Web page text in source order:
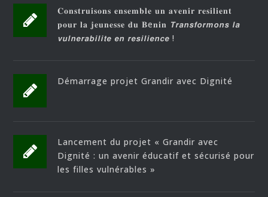
𝐂𝐨𝐧𝐬𝐭𝐫𝐮𝐢𝐬𝐨𝐧𝐬 𝐞𝐧𝐬𝐞𝐦𝐛𝐥𝐞 𝐮𝐧 𝐚𝐯𝐞𝐧𝐢𝐫 𝐫𝐞𝐬𝐢𝐥𝐢𝐞𝐧𝐭
𝐩𝐨𝐮𝐫 𝐥𝐚 𝐣𝐞𝐮𝐧𝐞𝐬𝐬𝐞 𝐝𝐮 𝐁e𝐧𝐢𝐧 𝙏𝙧𝙖𝙣𝙨𝙛𝙤𝙧𝙢𝙤𝙣𝙨 𝙡𝙖
𝙫𝙪𝙡𝙣𝙚𝙧𝙖𝙗𝙞𝙡𝙞𝙩𝙚 𝙚𝙣 𝙧𝙚𝙨𝙞𝙡𝙞𝙚𝙣𝙘𝙚 !
Démarrage projet Grandir avec Dignité
Lancement du projet « Grandir avec
Dignité : un avenir éducatif et sécurisé pour
les filles vulnérables »